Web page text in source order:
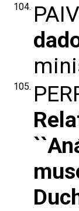
104.
105.